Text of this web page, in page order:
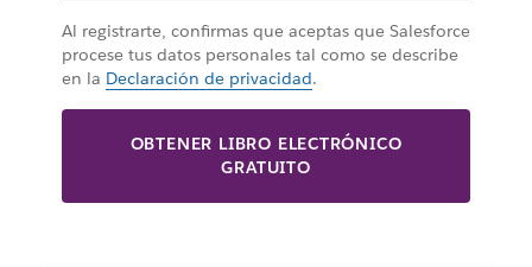
Al registrarte, confirmas que aceptas que Salesforce
procese tus datos personales tal como se describe
en la Declaración de privacidad.
OBTENER LIBRO ELECTRÓNICO
GRATUITO